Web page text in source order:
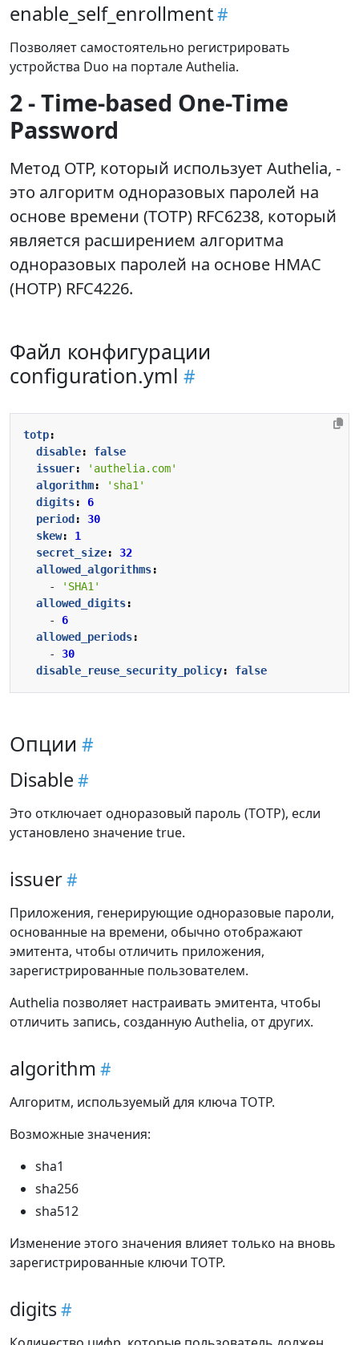
enable_self_enrollment
Позволяет самостоятельно регистрировать
устройства Duo на портале Authelia.
2 - Time-based One-Time
Password
Метод OTP, который использует Authelia, -
это алгоритм одноразовых паролей на
основе времени (TOTP) RFC6238, который
является расширением алгоритма
одноразовых паролей на основе HMAC
(HOTP) RFC4226.
Файл конфигурации
configuration.yml
totp:
disable:
false
issuer:
'authelia.com'
algorithm:
'sha1'
digits:
6
period :
30
skew:
1
secret_size:
32
allowed_algorithms:
-
'SHA1'
allowed_digits:
- 6
allowed_periods:
- 30
disable_reuse_security_policy: false
Опции
Disable
Это отключает одноразовый пароль (TOTP), если
установлено значение true.
issuer
Приложения, генерирующие одноразовые пароли,
основанные на времени, обычно отображают
эмитента, чтобы отличить приложения,
зарегистрированные пользователем.
Authelia позволяет настраивать эмитента, чтобы
отличить запись, созданную Authelia, от других.
algorithm
Алгоритм, используемый для ключа TOTP.
Возможные значения:
sha1
sha256
sha512
Изменение этого значения влияет только на вновь
зарегистрированные ключи TOTP.
digits